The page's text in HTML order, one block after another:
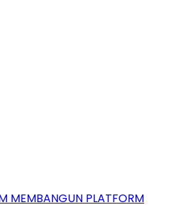
MEMBANGUN PLATFORM